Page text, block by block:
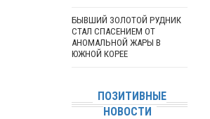
БЫВШИЙ ЗОЛОТОЙ РУДНИК
СТАЛ СПАСЕНИЕМ ОТ
АНОМАЛЬНОЙ ЖАРЫ В
ЮЖНОЙ КОРЕЕ
ПОЗИТИВНЫЕ
НОВОСТИ